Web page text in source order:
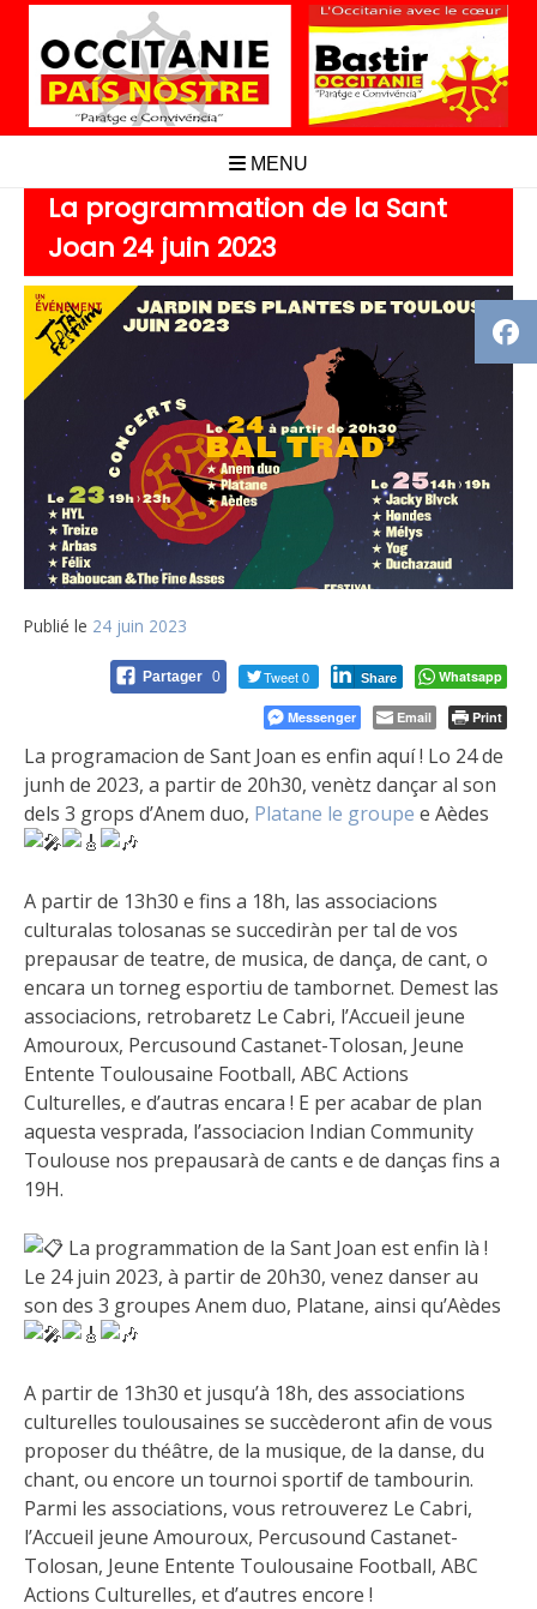
Aller
contenu
MENU
La programmation de la Sant
Joan 24 juin 2023
Publié le 24 juin 2023
Partager 0 Tweet 0 Share Whatsapp
Messenger Email Print
La programacion de Sant Joan es enfin aquí ! Lo 24 de
junh de 2023, a partir de 20h30, venètz dançar al son
dels 3 grops d’Anem duo, Platane le groupe e Aèdes
A partir de 13h30 e fins a 18h, las associacions
culturalas tolosanas se succediràn per tal de vos
prepausar de teatre, de musica, de dança, de cant, o
encara un torneg esportiu de tambornet. Demest las
associacions, retrobaretz Le Cabri, l’Accueil jeune
Amouroux, Percusound Castanet-Tolosan, Jeune
Entente Toulousaine Football, ABC Actions
Culturelles, e d’autras encara ! E per acabar de plan
aquesta vesprada, l’associacion Indian Community
Toulouse nos prepausarà de cants e de danças fins a
19H.
La programmation de la Sant Joan est enfin là !
Le 24 juin 2023, à partir de 20h30, venez danser au
son des 3 groupes Anem duo, Platane, ainsi qu’Aèdes
A partir de 13h30 et jusqu’à 18h, des associations
culturelles toulousaines se succèderont afin de vous
proposer du théâtre, de la musique, de la danse, du
chant, ou encore un tournoi sportif de tambourin.
Parmi les associations, vous retrouverez Le Cabri,
l’Accueil jeune Amouroux, Percusound Castanet-
Tolosan, Jeune Entente Toulousaine Football, ABC
Actions Culturelles, et d’autres encore !